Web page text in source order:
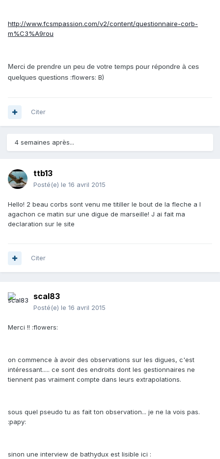
http://www.fcsmpassion.com/v2/content/questionnaire-corb-
m%C3%A9rou
Merci de prendre un peu de votre temps pour répondre à ces
quelques questions :flowers: B)
Citer
4 semaines après...
ttb13
Posté(e) le 16 avril 2015
Hello! 2 beau corbs sont venu me titiller le bout de la fleche a l
agachon ce matin sur une digue de marseille! J ai fait ma
declaration sur le site
Citer
scal83
Posté(e) le 16 avril 2015
Merci !! :flowers:
on commence à avoir des observations sur les digues, c'est
intéressant..... ce sont des endroits dont les gestionnaires ne
tiennent pas vraiment compte dans leurs extrapolations.
sous quel pseudo tu as fait ton observation... je ne la vois pas.
:papy:
sinon une interview de bathydux est lisible ici :